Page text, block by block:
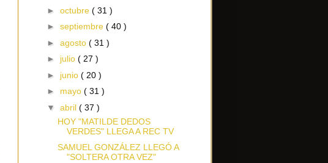
► octubre ( 31 )
► septiembre ( 40 )
► agosto ( 31 )
► julio ( 27 )
► junio ( 20 )
► mayo ( 31 )
▼ abril ( 37 )
HOY "MATILDE DEDOS
VERDES" LLEGA A REC TV
SAMUEL GONZÁLEZ LLEGÓ A
"SOLTERA OTRA VEZ"